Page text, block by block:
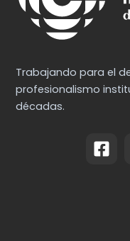
Trabajando para el
profesionalismo
décadas.